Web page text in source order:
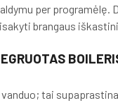
per
brangaus
tai